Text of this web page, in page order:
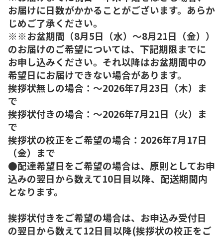
お届けに日数がかかることがございます。あらか
じめご了承ください。
※※お盆期間（8月5日（水）～8月21日（金））
のお届けのご希望については、下記期限までに
お申し込みください。それ以降はお盆期間中の
希望日にお届けできない場合があります。
挨拶状無しの場合：～2026年7月23日（木）ま
で
挨拶状付きの場合：～2026年7月21日（火）ま
で
挨拶状の校正をご希望の場合：2026年7月17日
（金）まで
●配達希望日をご希望の場合は、原則としてお申
込みの翌日から数えて10日目以降、配送期間内
となります。
挨拶状付きをご希望の場合は、お申込み受付日
の翌日から数えて12日目以降(挨拶状の校正をご